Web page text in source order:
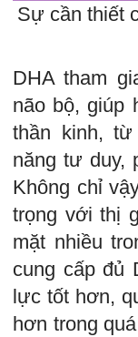
Sự cần thiết
DHA tham
não bộ, giúp
thần kinh,
năng tư duy,
Không chỉ
trọng với thị
mặt nhiều
cung cấp đủ
lực tốt hơn,
hơn trong